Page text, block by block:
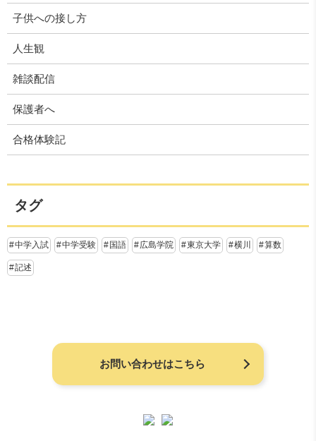
子供への接し方
人生観
雑談配信
保護者へ
合格体験記
タグ
中学入試 中学受験 国語 広島学院 東京大学 横川 算数
記述
お問い合わせはこちら